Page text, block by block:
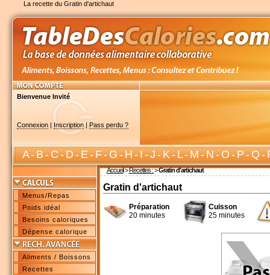
La recette du Gratin d'artichaut
Bienvenue Invité
Connexion| Inscription| Pass perdu ?
A-B-C-D-E-F-G-H-I-J-K-L-M-N-O-P-Q-
Accueil>Recettes :>Gratin d'artichaut
Menus/Repas
Poids idéal
Besoins caloriques
Dépense calorique
Aliments / Boissons
Recettes
Gratin d'artichaut
Préparation
20 minutes
Cuisson
25 minutes